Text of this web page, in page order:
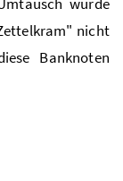
nicht
Banknoten